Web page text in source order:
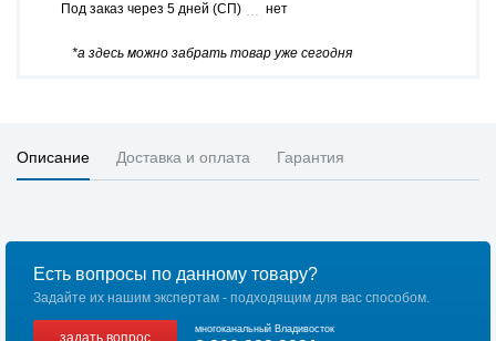
Под заказ через 5 дней (СП) нет
*а здесь можно забрать товар уже сегодня
Описание Доставка и оплата Гарантия
Есть вопросы по данному товару?
Задайте их нашим экспертам - подходящим для вас способом.
задать вопрос
многоканальный Владивосток